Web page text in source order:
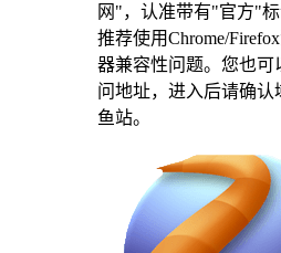
网"，认准带有"官方"
推荐使用Chrome/
器兼容性问题。您也
问地址，进入后请确
鱼站。